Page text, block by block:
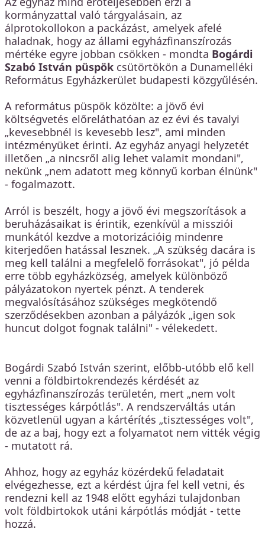
kormányzattal való tárgyalásain, az
álprotokollokon a packázást, amelyek afelé
haladnak, hogy az állami egyházfinanszírozás
mértéke egyre jobban csökken - mondta Bogárdi
Szabó István püspök csütörtökön a Dunamelléki
Református Egyházkerület budapesti közgyűlésén.
A református püspök közölte: a jövő évi
költségvetés előreláthatóan az ez évi és tavalyi
„kevesebbnél is kevesebb lesz", ami minden
intézményüket érinti. Az egyház anyagi helyzetét
illetően „a nincsről alig lehet valamit mondani",
nekünk „nem adatott meg könnyű korban élnünk"
- fogalmazott.
Arról is beszélt, hogy a jövő évi megszorítások a
beruházásaikat is érintik, ezenkívül a missziói
munkától kezdve a motorizációig mindenre
kiterjedően hatással lesznek. „A szükség dacára is
meg kell találni a megfelelő forrásokat", jó példa
erre több egyházközség, amelyek különböző
pályázatokon nyertek pénzt. A tenderek
megvalósításához szükséges megkötendő
szerződésekben azonban a pályázók „igen sok
huncut dolgot fognak találni" - vélekedett.
Bogárdi Szabó István szerint, előbb-utóbb elő kell
venni a földbirtokrendezés kérdését az
egyházfinanszírozás területén, mert „nem volt
tisztességes kárpótlás". A rendszerváltás után
közvetlenül ugyan a kártérítés „tisztességes volt",
de az a baj, hogy ezt a folyamatot nem vitték végig
- mutatott rá.
Ahhoz, hogy az egyház közérdekű feladatait
elvégezhesse, ezt a kérdést újra fel kell vetni, és
rendezni kell az 1948 előtt egyházi tulajdonban
volt földbirtokok utáni kárpótlás módját - tette
hozzá.